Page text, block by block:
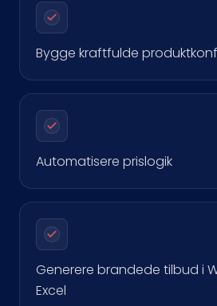
Bygge kraftfulde
Automatisere prislogik
Generere brandede tilbud i
Excel